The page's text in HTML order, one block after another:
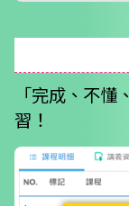
「完成、不
習！